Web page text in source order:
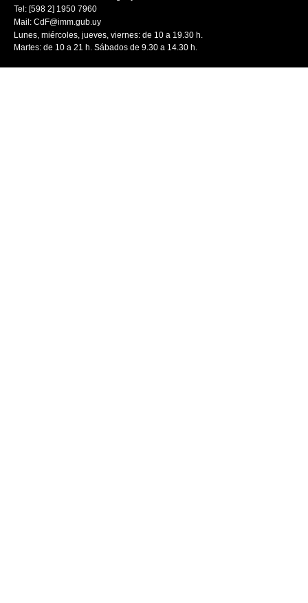
Tel: [598 2] 1950 7960
Mail: CdF@imm.gub.uy
Lunes, miércoles, jueves, viernes: de 10 a 19.30 h.
Martes: de 10 a 21 h. Sábados de 9.30 a 14.30 h.